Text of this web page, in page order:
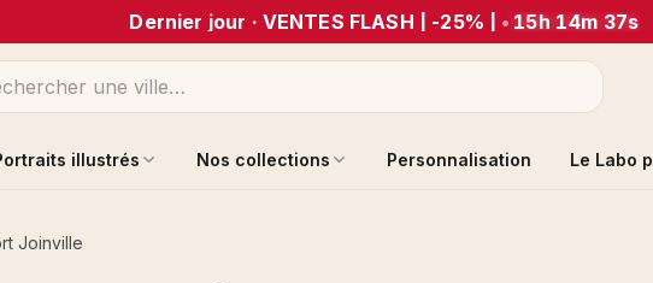
Dernier jour · VENTES FLASH | -25% | • 15h 14m 37s
illustrés Nos collections Personnalisation Le Labo
Joinville